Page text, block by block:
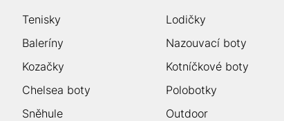
Tenisky Lodičky
Baleríny
Nazouvací boty
Kozačky
Kotníčkové boty
Chelsea boty
Polobotky
Sněhule
Outdoor